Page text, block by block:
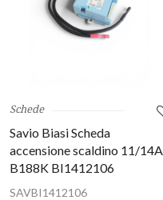
Schede
Savio Biasi Scheda
accensione scaldino 11/14A
B188K BI1412106
SAVBI1412106